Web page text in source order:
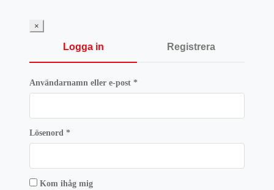
×
Logga in Registrera
Användarnamn eller e-post *Obligatoriskt
Lösenord *Obligatoriskt
Kom ihåg mig